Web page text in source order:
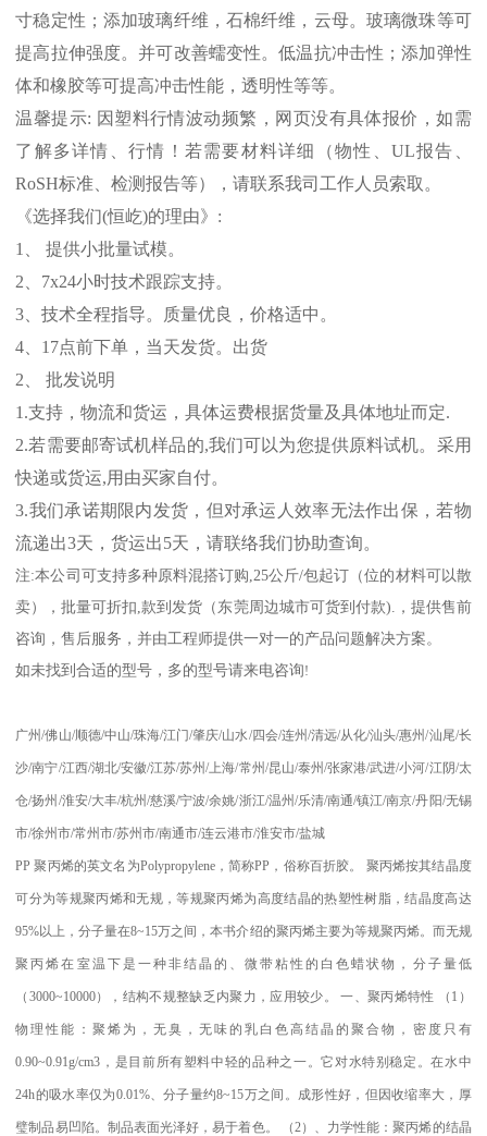
寸稳定性；添加玻璃纤维，石棉纤维，云母。玻璃微珠等可
提高拉伸强度。并可改善蠕变性。低温抗冲击性；添加弹性
体和橡胶等可提高冲击性能，透明性等等。
温馨提示: 因塑料行情波动频繁，网页没有具体报价，如需
了解多详情、行情！若需要材料详细（物性、 UL报告、
RoSH标准、检测报告等），请联系我司工作人员索取。
《选择我们(恒屹)的理由》 :
1
、 提供小批量试模。
2
7x24小时技术跟踪支持。
3 、技术全程指导。质量优良，价格适中。
4
17点前下单，当天发货。出货
2 、 批发说明
1.支持，物流和货运，具体运费根据货量及具体地址而定.
2.若需要邮寄试机样品的,我们可以为您提供原料试机。采用
快递或货运,用由买家自付。
3.我们承诺期限内发货，但对承运人效率无法作出保，若物
流递出3天，货运出5天，请联络我们协助查询。
注:本公司可支持多种原料混搭订购 ,25公斤/包起订（位的材料可以散
卖），批量可折扣 ,款到发货（东莞周边城市可货到付款).
，提供售前
咨询，售后服务，并由工程师提供一对一的产品问题解决方案。
如未找到合适的型号，多的型号请来电咨询!
广州/佛山/顺德/中山/珠海/江门/肇庆/山水/四会/连州 /清远/从化/汕头/惠州/汕尾/长
沙/南宁/江西/湖北/安徽/江苏/苏州/上海/常州 /昆山/泰州 /张家港/武进/小河/江阴/太
仓/扬州 /淮安/大丰/杭州/慈溪/宁波/余姚/浙江/温州 /乐清/南通/镇江/南京/丹阳/无锡
市/徐州市/常州市/苏州市/南通市/连云港市/淮安市/盐城
PP聚丙烯的英文名为Polypropylene，简称PP ，俗称百折胶。 聚丙烯按其结晶度
可分为等规聚丙烯和无规，等规聚丙烯为高度结晶的热塑性树脂，结晶度高达
95%以上，分子量在8~15万之间，本书介绍的聚丙烯主要为等规聚丙烯。而无规
聚丙烯在室温下是一种非结晶的、微带粘性的白色蜡状物，分子量低
（ 3000~10000），结构不规整缺乏内聚力，应用较少。一、聚丙烯特性 （ 1 ）
物理性能：聚烯为，无臭，无味的乳白色高结晶的聚合物，密度只有
0.90~0.91g/cm3 ，是目前所有塑料中轻的品种之一。它对水特别稳定。在水中
24h的吸水率仅为0.01%、分子量约8~15万之间。成形性好，但因收缩率大，厚
璧制品易凹陷。制品表面光泽好，易于着色。 （2）、力学性能：聚丙烯的结晶